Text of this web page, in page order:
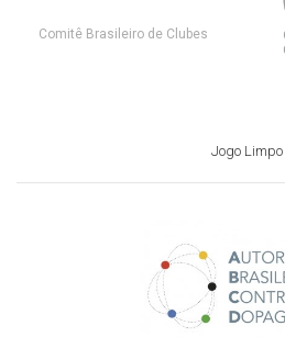
Comitê Brasileiro de Clubes
Jogo Limpo